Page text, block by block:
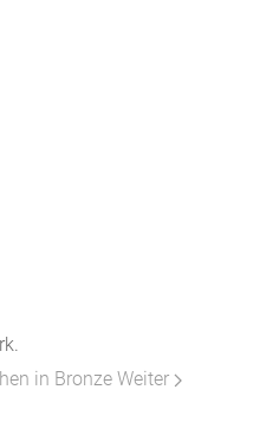
in Bronze Weiter